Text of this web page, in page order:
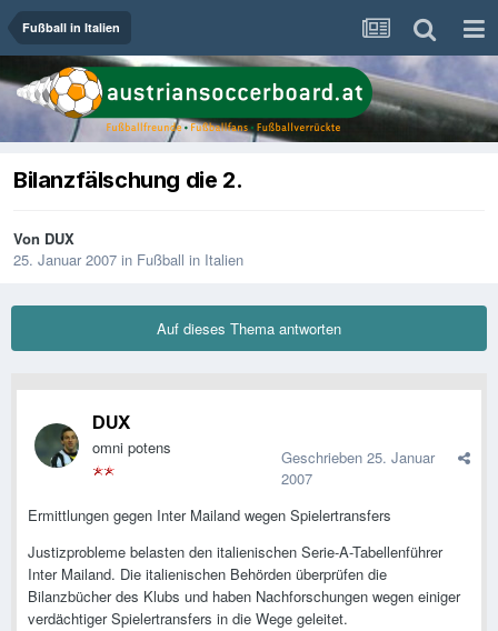
Fußball in Italien
Bilanzfälschung die 2.
Von DUX
25. Januar 2007 in Fußball in Italien
Auf dieses Thema antworten
DUX
omni potens Geschrieben 25. Januar
2007
Ermittlungen gegen Inter Mailand wegen Spielertransfers
Justizprobleme belasten den italienischen Serie-A-Tabellenführer
Inter Mailand. Die italienischen Behörden überprüfen die
Bilanzbücher des Klubs und haben Nachforschungen wegen einiger
verdächtiger Spielertransfers in die Wege geleitet.